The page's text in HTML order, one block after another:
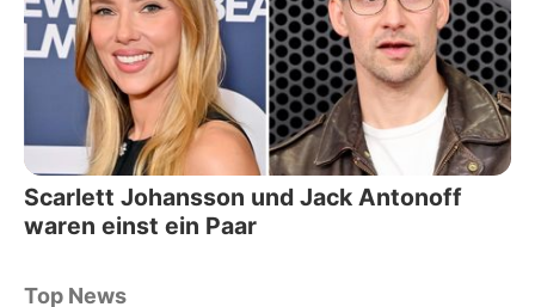
Scarlett Johansson und Jack Antonoff
waren einst ein Paar
Top News